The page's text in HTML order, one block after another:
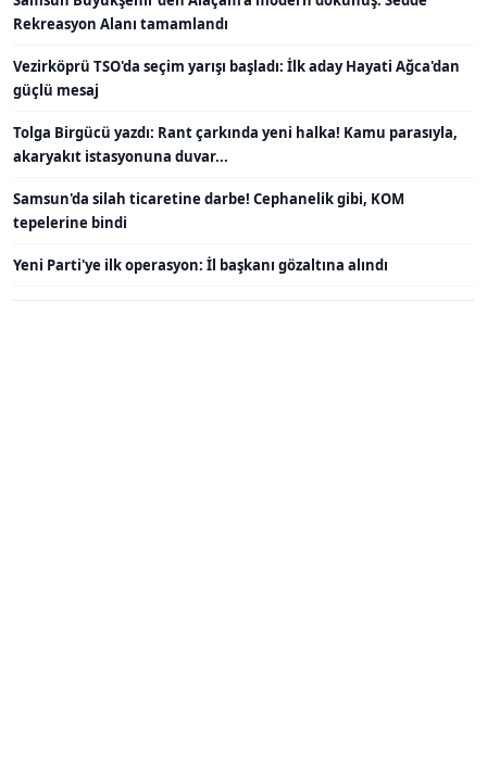
Rekreasyon Alanı tamamlandı
Vezirköprü TSO'da seçim yarışı başladı: İlk aday Hayati Ağca'dan
güçlü mesaj
Tolga Birgücü yazdı: Rant çarkında yeni halka! Kamu parasıyla,
akaryakıt istasyonuna duvar...
Samsun'da silah ticaretine darbe! Cephanelik gibi, KOM
tepelerine bindi
Yeni Parti'ye ilk operasyon: İl başkanı gözaltına alındı